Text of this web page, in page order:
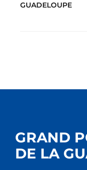
GUADELOUPE
GRAND
DE LA